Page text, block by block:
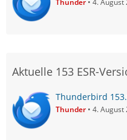
Thunder 4. August
Aktuelle 153 ESR-
Thunderbird
Thunder 4. August